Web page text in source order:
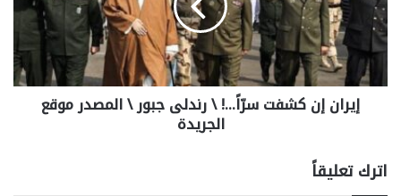
إيران إن كشفت سرّاً…! \ رندلى جبور \ المصدر موقع
الجريدة
اترك تعليقاً